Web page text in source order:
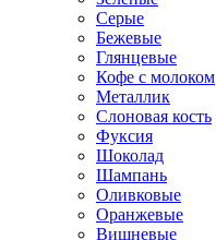
Серые
Бежевые
Глянцевые
Кофе с молоком
Металлик
Слоновая кость
Фуксия
Шоколад
Шампань
Оливковые
Оранжевые
Вишневые